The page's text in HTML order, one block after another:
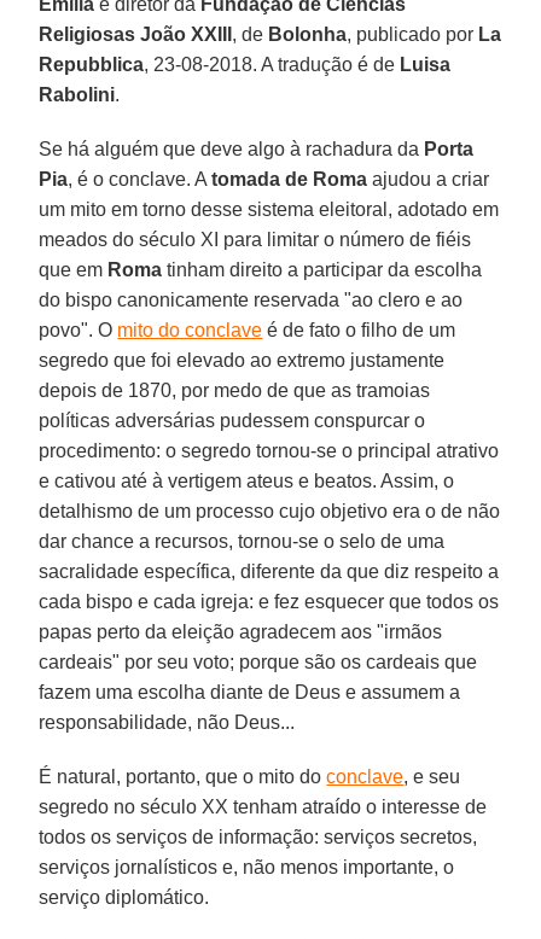
Religiosas João XXIII , de Bolonha, publicado por La
Repubblica, 23-08-2018. A tradução é de Luisa
Rabolini.
Se há alguém que deve algo à rachadura da Porta
Pia, é o conclave. Atomada de Roma ajudou a criar
um mito em torno desse sistema eleitoral, adotado em
meados do século XI para limitar o número de fiéis
que em Roma tinham direito a participar da escolha
do bispo canonicamente reservada "ao clero e ao
povo". O mito do conclave é de fato o filho de um
segredo que foi elevado ao extremo justamente
depois de 1870, por medo de que as tramoias
políticas adversárias pudessem conspurcar o
procedimento: o segredo tornou-se o principal atrativo
e cativou até à vertigem ateus e beatos. Assim, o
detalhismo de um processo cujo objetivo era o de não
dar chance a recursos, tornou-se o selo de uma
sacralidade específica, diferente da que diz respeito a
cada bispo e cada igreja: e fez esquecer que todos os
papas perto da eleição agradecem aos "irmãos
cardeais" por seu voto; porque são os cardeais que
fazem uma escolha diante de Deus e assumem a
responsabilidade, não Deus...
É natural, portanto, que o mito doconclave, e seu
segredo no século XX tenham atraído o interesse de
todos os serviços de informação: serviços secretos,
serviços jornalísticos e, não menos importante, o
serviço diplomático.